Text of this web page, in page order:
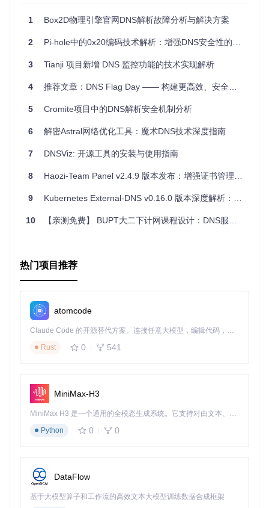
高速性能：实测每秒处理超2500个请求，速度快于同类软
灵活配置：无需担心网络环境变化，只需更改配置文件即
多样化的匹配与动作插件：提供丰富的匹配器和作用器插
内存安全：基于Rust语言，确保代码执行过程中的安全
跨平台支持：原生适配多种操作系统，一键部署简单快
时改动，请随时查看最新文档。
立即体验：您可以在项目GitHub仓库下载预编译的软件包，或
旅程！
1 Box2D物理引擎官网DNS解析故障分析与解决方案
2 Pi-hole中的0x20编码技术解析：增强DNS安全性的混合大小写域名请求
3 Tianji 项目新增 DNS 监控功能的技术实现解析
4 推荐文章：DNS Flag Day —— 构建更高效、安全的互联网世界
5 Cromite项目中的DNS解析安全机制分析
6 解密Astral网络优化工具：魔术DNS技术深度指南
7 DNSViz: 开源工具的安装与使用指南
8 Haozi-Team Panel v2.4.9 版本发布：增强证书管理功能
9 Kubernetes External-DNS v0.16.0 版本深度解析：云原生DNS管理新特性
10 【亲测免费】 BUPT大二下计网课程设计：DNS服务器实验
热门项目推荐
atomcode
Claude Code 的开源替代方案。连接任意大模型，编辑代码，运行命令，自动验证 — 全自动执行。用 Rust 构建，极致性能。 ｜ An open-source alternative to Claude Code. Connect any LLM, edit code, run commands, and verify changes — autonomously. Built in Rust for speed. Get Started
Rust
0 541
MiniMax-H3
MiniMax H3 是一个通用的全模态生成系统。它支持对由文本、图像、视频和音频组成的多模态上下文进行统一理解，并能生成分辨率高达 2K、时长可达 15 秒的带原生立体声音频的视频。得益于面向任务泛化的系统设计，H3 在预训练阶段就已具备广泛的多模态上下文理解与生成能力，能够出色地执行复杂的多模态指令。
Python
0 0
DataFlow
基于大模型算子和工作流的高效文本大模型训练数据合成框架